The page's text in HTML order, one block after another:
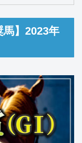
馬】2023年